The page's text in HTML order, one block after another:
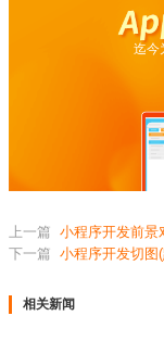
迄今
上一篇 小程序开发前景
下一篇 小程序开发切图
相关新闻